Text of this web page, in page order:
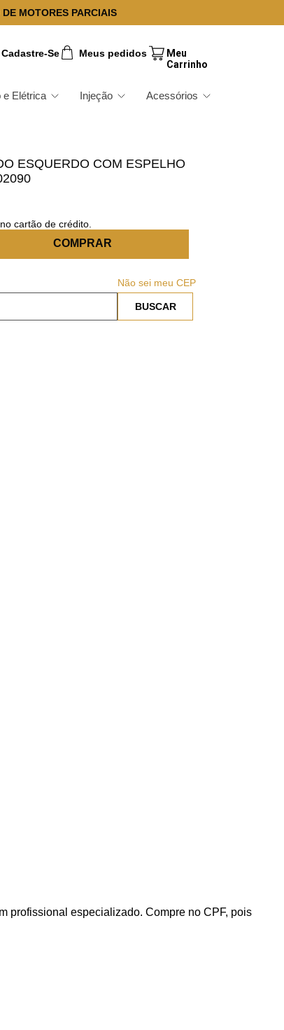
MOTORES PARCIAIS
Se Meus pedidos
e Elétrica Injeção Acessórios
ESQUERDO COM ESPELHO
no cartão de crédito.
COMPRAR
Não sei meu CEP
profissional especializado. Compre no CPF, pois